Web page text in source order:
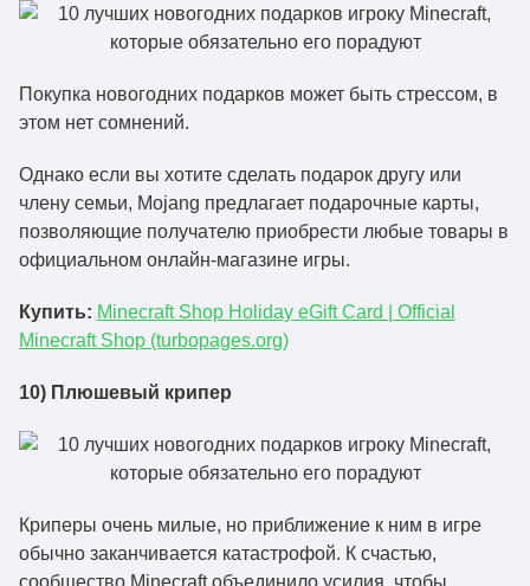
Покупка новогодних подарков может быть стрессом, в
этом нет сомнений.
Однако если вы хотите сделать подарок другу или
члену семьи, Mojang предлагает подарочные карты,
позволяющие получателю приобрести любые товары в
официальном онлайн-магазине игры.
Купить: Minecraft Shop Holiday eGift Card | Official
Minecraft Shop (turbopages.org)
10) Плюшевый крипер
Криперы очень милые, но приближение к ним в игре
обычно заканчивается катастрофой. К счастью,
сообщество Minecraft объединило усилия, чтобы